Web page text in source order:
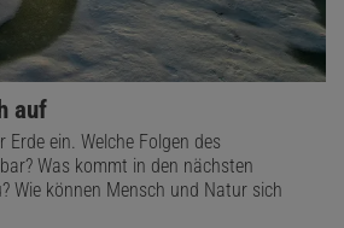
auf
Erde ein. Welche Folgen des
Was kommt in den nächsten
Wie können Mensch und Natur sich